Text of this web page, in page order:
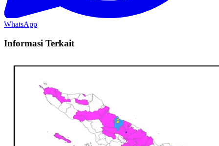
WhatsApp
Informasi Terkait